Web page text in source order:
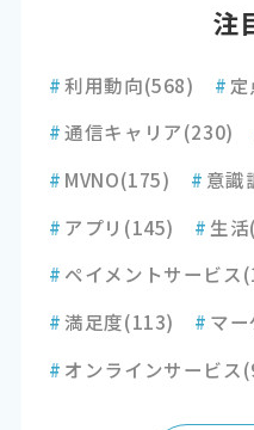
注
#利用動向(568) #
#通信キャリア(230)
# MVNO(175) # 意識
# アプリ (145) # 生活
# ペイメントサービス
#満足度(113) # マ
# オンラインサービス